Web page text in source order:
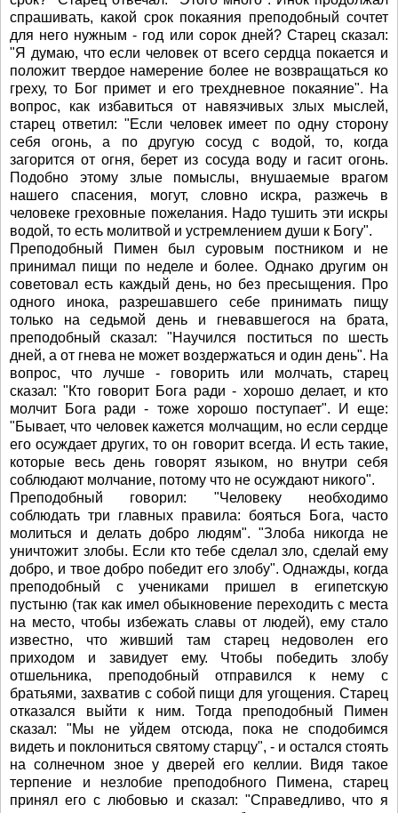
спрашивать, какой срок покаяния преподобный сочтет
для него нужным - год или сорок дней? Старец сказал:
"Я думаю, что если человек от всего сердца покается и
положит твердое намерение более не возвращаться ко
греху, то Бог примет и его трехдневное покаяние". На
вопрос, как избавиться от навязчивых злых мыслей,
старец ответил: "Если человек имеет по одну сторону
себя огонь, а по другую сосуд с водой, то, когда
загорится от огня, берет из сосуда воду и гасит огонь.
Подобно этому злые помыслы, внушаемые врагом
нашего спасения, могут, словно искра, разжечь в
человеке греховные пожелания. Надо тушить эти искры
водой, то есть молитвой и устремлением души к Богу".
Преподобный Пимен был суровым постником и не
принимал пищи по неделе и более. Однако другим он
советовал есть каждый день, но без пресыщения. Про
одного инока, разрешавшего себе принимать пищу
только на седьмой день и гневавшегося на брата,
преподобный сказал: "Научился поститься по шесть
дней, а от гнева не может воздержаться и один день". На
вопрос, что лучше - говорить или молчать, старец
сказал: "Кто говорит Бога ради - хорошо делает, и кто
молчит Бога ради - тоже хорошо поступает". И еще:
"Бывает, что человек кажется молчащим, но если сердце
его осуждает других, то он говорит всегда. И есть такие,
которые весь день говорят языком, но внутри себя
соблюдают молчание, потому что не осуждают никого".
Преподобный говорил: "Человеку необходимо
соблюдать три главных правила: бояться Бога, часто
молиться и делать добро людям". "Злоба никогда не
уничтожит злобы. Если кто тебе сделал зло, сделай ему
добро, и твое добро победит его злобу". Однажды, когда
преподобный с учениками пришел в египетскую
пустыню (так как имел обыкновение переходить с места
на место, чтобы избежать славы от людей), ему стало
известно, что живший там старец недоволен его
приходом и завидует ему. Чтобы победить злобу
отшельника, преподобный отправился к нему с
братьями, захватив с собой пищи для угощения. Старец
отказался выйти к ним. Тогда преподобный Пимен
сказал: "Мы не уйдем отсюда, пока не сподобимся
видеть и поклониться святому старцу", - и остался стоять
на солнечном зное у дверей его келлии. Видя такое
терпение и незлобие преподобного Пимена, старец
принял его с любовью и сказал: "Справедливо, что я